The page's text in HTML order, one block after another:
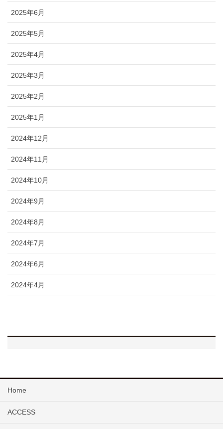
2025年6月
2025年5月
2025年4月
2025年3月
2025年2月
2025年1月
2024年12月
2024年11月
2024年10月
2024年9月
2024年8月
2024年7月
2024年6月
2024年4月
Home
ACCESS